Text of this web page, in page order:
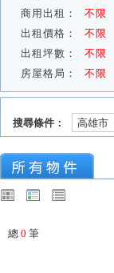
商用出租：
不限
出租價格：
不限
出租坪數：
不限
房屋格局：
不限
搜尋條件： 高雄市
總 0 筆